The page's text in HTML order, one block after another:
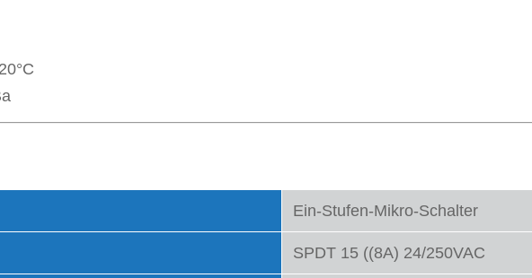
Ein-Stufen-Mikro-Schalter
SPDT 15 ((8A) 24/250VAC